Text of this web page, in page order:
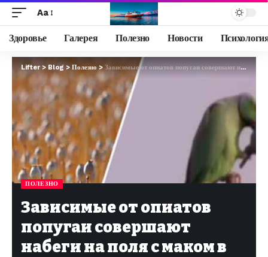
Aa
Здоровье Галерея Полезно Новости
Lifter > Blog > Полезно> Зависимые от опиатов попугаи совершают набеги на поля с маком в Индии
ПОЛЕЗНО
Зависимые от опиатов
попугаи совершают
набеги на поля с маком в